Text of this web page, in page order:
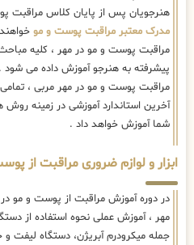
هنرجویان پس از پایان کلاس مراقبت
مدرک معتبر مراقبت پوست و مو
مراقبت پوست و مو در مهر ، کلیه
پیشرفته به هنرجو آموزش داده می
مراقبت پوست و مو در مهر مربی ،
آخرین استاندارد آموزشی در زمینه
شما آموزش خواهد داد .
ابزار و لوازم ضروری مراقبت از
در دوره آموزش مراقبت از پوست و مو
مهر ، آموزش عملی نحوه استفاده از
جمله میکرودرم آبریژن، دستگاه لیفت